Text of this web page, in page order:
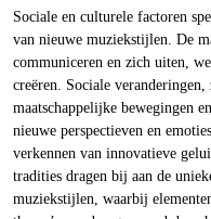
Sociale en culturele factoren
van nieuwe muziekstijlen. De
communiceren en zich uiten,
creëren. Sociale
maatschappelijke bewegingen
nieuwe perspectieven en
verkennen van innovatieve
tradities dragen bij aan de
muziekstijlen, waarbij